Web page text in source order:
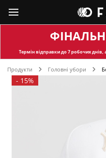
Термін відправкидо 7 робочих днів,
Продукти Головні убори
- 15%